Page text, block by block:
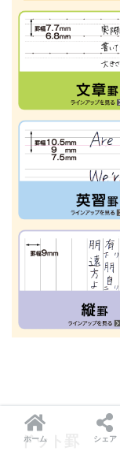
ドット罫
ホーム シェア